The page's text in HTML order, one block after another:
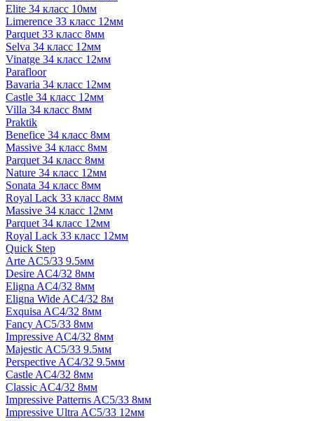
Elite 34 класс 10мм
Limerence 33 класс 12мм
Parquet 33 класс 8мм
Selva 34 класс 12мм
Vinatge 34 класс 12мм
Parafloor
Bavaria 34 класс 12мм
Castle 34 класс 12мм
Villa 34 класс 8мм
Praktik
Benefice 34 класс 8мм
Massive 34 класс 8мм
Parquet 34 класс 8мм
Nature 34 класс 12мм
Sonata 34 класс 8мм
Royal Lack 33 класс 8мм
Massive 34 класс 12мм
Parquet 34 класс 12мм
Royal Lack 33 класс 12мм
Quick Step
Arte AC5/33 9.5мм
Desire AC4/32 8мм
Eligna AC4/32 8мм
Eligna Wide AC4/32 8м
Exquisa AC4/32 8мм
Fancy AC5/33 8мм
Impressive AC4/32 8мм
Majestic AC5/33 9.5мм
Perspective AC4/32 9.5мм
Castle AC4/32 8мм
Classic AC4/32 8мм
Impressive Patterns AC5/33 8мм
Impressive Ultra AC5/33 12мм